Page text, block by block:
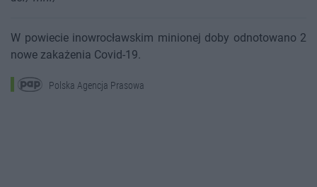
W powiecie inowrocławskim minionej doby odnotowano 2
nowe zakażenia Covid-19.
Polska Agencja Prasowa